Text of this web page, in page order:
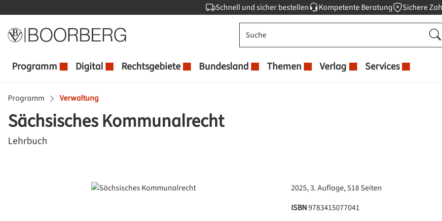
Schnell und sicher bestellen Kompetente Beratung Sichere
Programm Digital Rechtsgebiete Bundesland Themen Verlag Services
Programm Verwaltung
Sächsisches Kommunalrecht
Lehrbuch
Bildergalerie überspringen
2025, 3. Auflage, 518 Seiten
ISBN9783415077041